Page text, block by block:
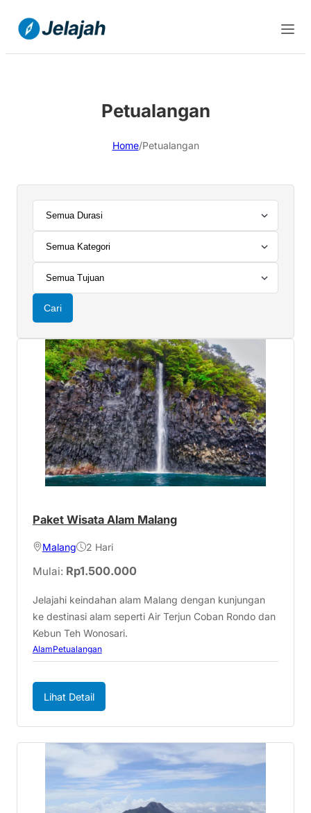
Petualangan
Home/Petualangan
Cari
Paket Wisata Alam Malang
Malang 2 Hari
Mulai: Rp1.500.000
Jelajahi keindahan alam Malang dengan kunjungan
ke destinasi alam seperti Air Terjun Coban Rondo dan
Kebun Teh Wonosari.
AlamPetualangan
Lihat Detail